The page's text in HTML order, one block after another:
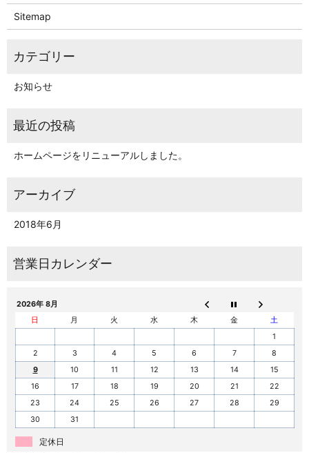
Sitemap
お知らせ
ホームページをリニューアルしました。
2018年6月
2026年 8月
日
月 火 水 木 金
土
1
2
3 4 5 6 7
8
9
10 11 12 13 14
15
16
17 18 19 20 21
22
23
24 25 26 27 28
29
30
31
定休日